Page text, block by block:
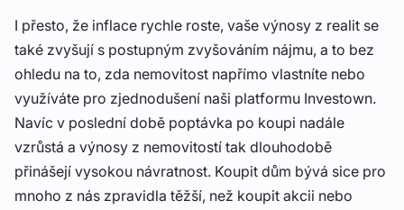
I přesto, že inflace rychle roste, vaše výnosy z realit se
také zvyšují s postupným zvyšováním nájmu, a to bez
ohledu na to, zda nemovitost napřímo vlastníte nebo
využíváte pro zjednodušení naši platformu Investown.
Navíc v poslední době poptávka po koupi nadále
vzrůstá a výnosy z nemovitostí tak dlouhodobě
přinášejí vysokou návratnost. Koupit dům bývá sice pro
mnoho z nás zpravidla těžší, než koupit akcii nebo